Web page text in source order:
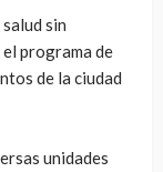
sin
programa de
de la ciudad
unidades